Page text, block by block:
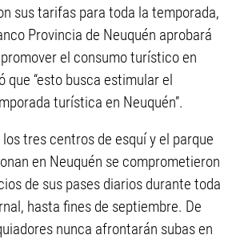
sus tarifas para toda la temporada,
Provincia de Neuquén aprobará
el consumo turístico en
que “esto busca estimular el
turística en Neuquén”.
tres centros de esquí y el parque
en Neuquén se comprometieron
de sus pases diarios durante toda
hasta fines de septiembre. De
nunca afrontarán subas en